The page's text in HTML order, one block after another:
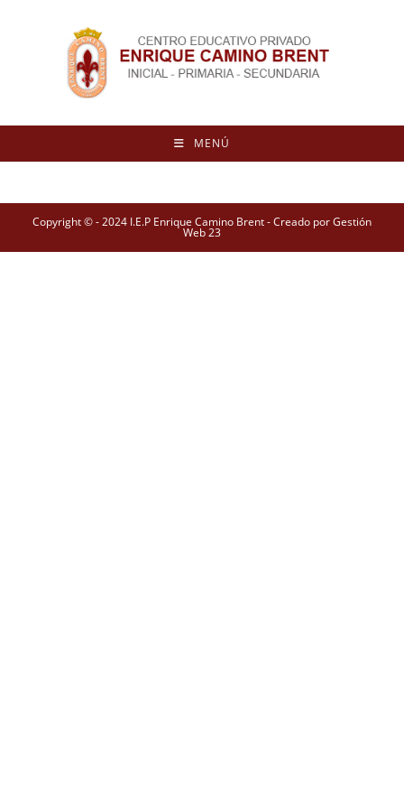
MENÚ
Copyright © - 2024 I.E.P Enrique Camino Brent - Creado por Gestión
Web 23